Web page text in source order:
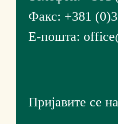
Факс: +381
Е-пошта:
Пријавите се